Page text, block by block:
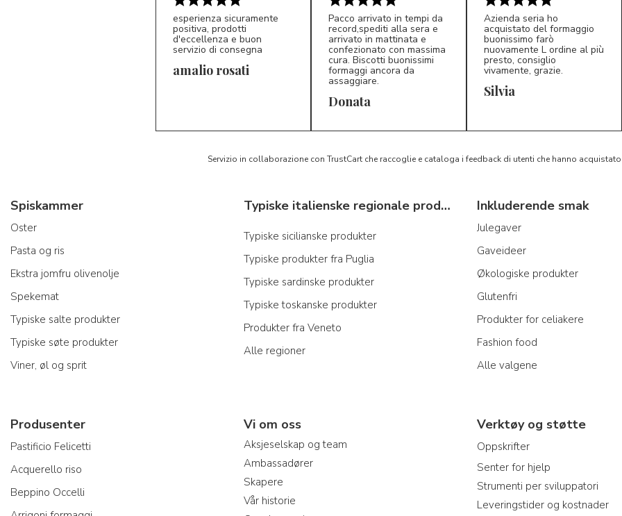
esperienza sicuramente
positiva, prodotti
d'eccellenza e buon
servizio di consegna
amalio rosati
D*
Pacco arrivato in tempi da
record,spediti alla sera e
arrivato in mattinata e
confezionato con massima
cura. Biscotti buonissimi
formaggi ancora da
assaggiare.
Donata S*
Azienda seria ho
acquistato del formaggio
buonissimo farò
nuovamente L ordine al più
presto, consiglio
vivamente, grazie.
Silvia
Servizio in collaborazione con TrustCart che raccoglie e cataloga i feedback di utenti che hanno
Spiskammer
Oster
Pasta og ris
Ekstra jomfru olivenolje
Spekemat
Typiske salte produkter
Typiske søte produkter
Viner, øl og sprit
Typiske italienske regionale produkter
Typiske sicilianske produkter
Typiske produkter fra Puglia
Typiske sardinske produkter
Typiske toskanske produkter
Produkter fra Veneto
Alle regioner
Inkluderende smak
Julegaver
Gaveideer
Økologiske produkter
Glutenfri
Produkter for celiakere
Fashion food
Alle valgene
Produsenter
Pastificio Felicetti
Acquerello riso
Beppino Occelli
Vi om oss
Aksjeselskap og team
Ambassadører
Skapere
Vår historie
Verktøy og støtte
Oppskrifter
Senter for hjelp
Strumenti per sviluppatori
Leveringstider og kostnader